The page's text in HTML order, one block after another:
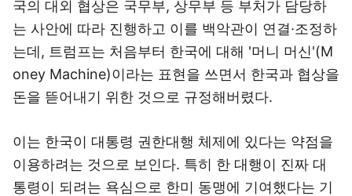
국의 대외 협상은 국무부, 상무부 등 부처가 담당하
는 사안에 따라 진행하고 이를 백악관이 연결·조정하
는데, 트럼프는 처음부터 한국에 대해 '머니 머신'(M
oney Machine)이라는 표현을 쓰면서 한국과 협상을
돈을 뜯어내기 위한 것으로 규정해버렸다.
이는 한국이 대통령 권한대행 체제에 있다는 약점을
이용하려는 것으로 보인다. 특히 한 대행이 진짜 대
통령이 되려는 욕심으로 한미 동맹에 기여했다는 기